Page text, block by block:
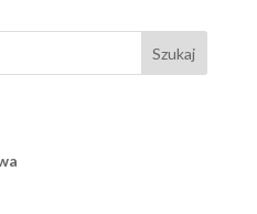
Szukaj